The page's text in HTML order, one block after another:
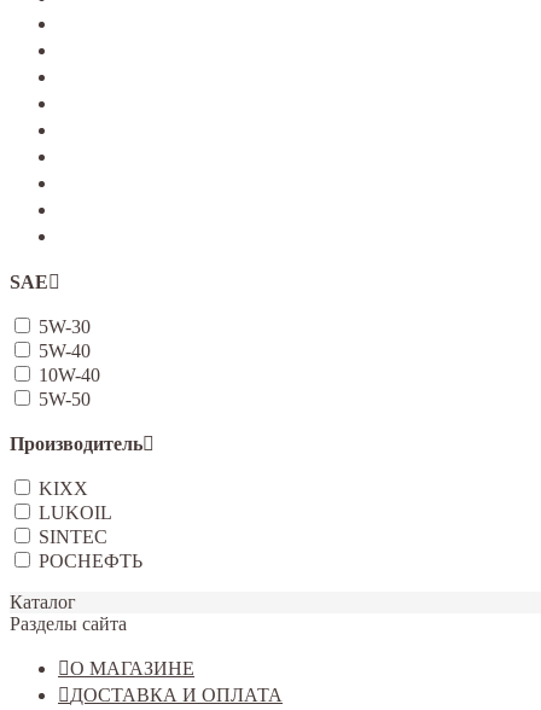
SAE
5W-30
5W-40
10W-40
5W-50
Производитель
KIXX
LUKOIL
SINTEC
РОСНЕФТЬ
Каталог
Разделы сайта
О МАГАЗИНЕ
ДОСТАВКА И ОПЛАТА